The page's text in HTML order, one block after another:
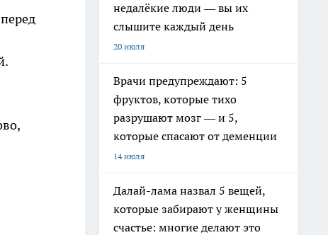
недалёкие люди — вы их
слышите каждый день
20 июля
Врачи предупреждают: 5
фруктов, которые тихо
разрушают мозг — и 5,
которые спасают от деменции
14 июля
Далай-лама назвал 5 вещей,
которые забирают у женщины
счастье: многие делают это